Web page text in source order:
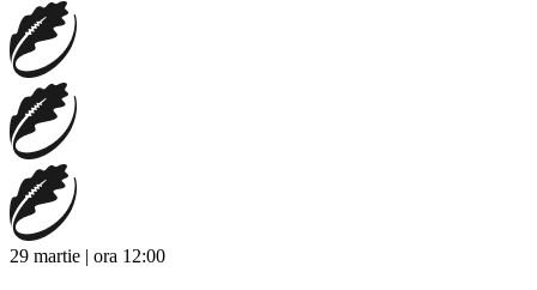
29 martie | ora 12:00